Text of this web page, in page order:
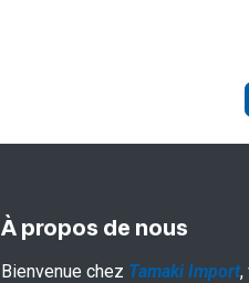
À propos de nous
Bienvenue chez Tamaki Import,